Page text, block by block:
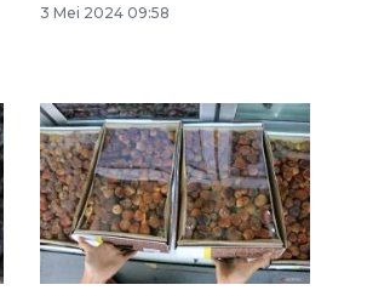
3 Mei 2024 09:58